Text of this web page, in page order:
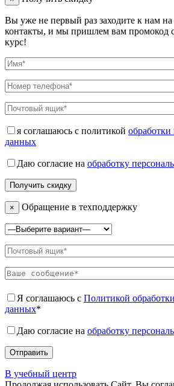
Вы уже не первый раз заходите к нам на
контакты, и мы пришлем вам промокод
курс!
я соглашаюсь с политикой
данных
Даю согласие на обработку
× Обращение в техподдержку
Я соглашаюсь с Политикой
данных*
Даю согласие на обработку
В учебный центр